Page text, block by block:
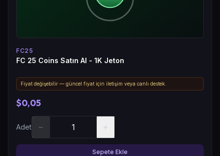
FC25
FC 25 Coins Satın Al - 1K Jeton
Fiyat değişebilir — güncel fiyat için iletişim veya canlı destek.
$0,05
Adet − +
Sepete Ekle